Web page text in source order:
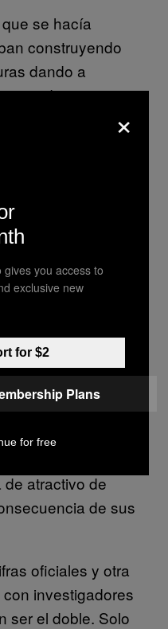
se hacía
construyendo
dando a
un nuevo
estos ciudadanos
un sueldo
y no
Marta Ter.
del
ruso,
unido a Estado
en Siria e
extranjeros
en 2013 y
de las
los mismo: el
de seguridad en
de atractivo de
de sus
oficiales y otra
investigadores
ser el doble. Solo
×
you access to
exclusive new
for $2
Plans
for free